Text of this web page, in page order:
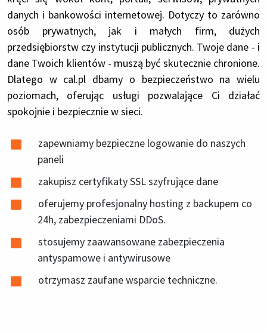
danych i bankowości internetowej. Dotyczy to zarówno
osób prywatnych, jak i małych firm, dużych
przedsiębiorstw czy instytucji publicznych. Twoje dane - i
dane Twoich klientów - muszą być skutecznie chronione.
Dlatego w cal.pl dbamy o bezpieczeństwo na wielu
poziomach, oferując usługi pozwalające Ci działać
spokojnie i bezpiecznie w sieci.
zapewniamy bezpieczne logowanie do naszych
paneli
zakupisz certyfikaty SSL szyfrujące dane
oferujemy profesjonalny hosting z backupem co
24h, zabezpieczeniami DDoS.
stosujemy zaawansowane zabezpieczenia
antyspamowe i antywirusowe
otrzymasz zaufane wsparcie techniczne.